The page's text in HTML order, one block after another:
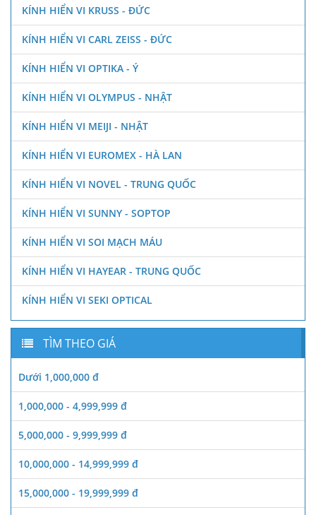
KÍNH HIỂN VI KRUSS - ĐỨC
KÍNH HIỂN VI CARL ZEISS - ĐỨC
KÍNH HIỂN VI OPTIKA - Ý
KÍNH HIỂN VI OLYMPUS - NHẬT
KÍNH HIỂN VI MEIJI - NHẬT
KÍNH HIỂN VI EUROMEX - HÀ LAN
KÍNH HIỂN VI NOVEL - TRUNG QUỐC
KÍNH HIỂN VI SUNNY - SOPTOP
KÍNH HIỂN VI SOI MẠCH MÁU
KÍNH HIỂN VI HAYEAR - TRUNG QUỐC
KÍNH HIỂN VI SEKI OPTICAL
TÌM THEO GIÁ
Dưới 1,000,000 đ
1,000,000 - 4,999,999 đ
5,000,000 - 9,999,999 đ
10,000,000 - 14,999,999 đ
15,000,000 - 19,999,999 đ